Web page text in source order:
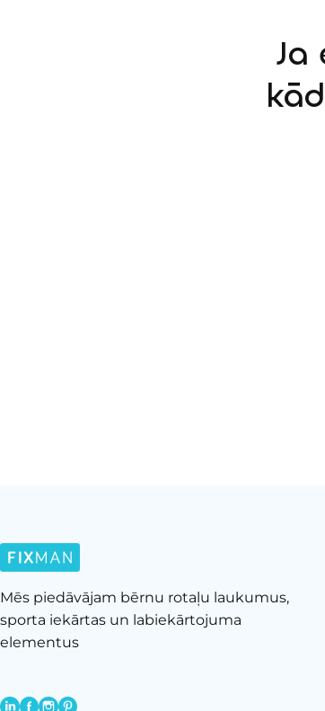
Ja
Mēs piedāvājam bērnu rotaļu laukumus,
sporta iekārtas un labiekārtojuma
elementus